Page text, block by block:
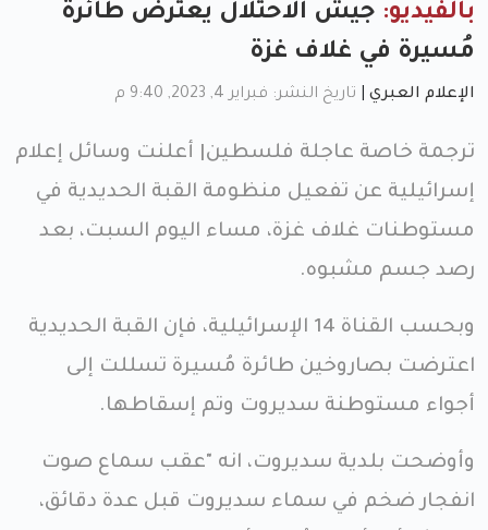
بالفيديو: جيش الاحتلال يعترض طائرة
مُسيرة في غلاف غزة
الإعلام العبري تاريخ النشر: فبراير 4, 2023, 9:40 م
ترجمة خاصة عاجلة فلسطين| أعلنت وسائل إعلام
إسرائيلية عن تفعيل منظومة القبة الحديدية في
مستوطنات غلاف غزة، مساء اليوم السبت، بعد
رصد جسم مشبوه.
وبحسب القناة 14 الإسرائيلية، فإن القبة الحديدية
اعترضت بصاروخين طائرة مُسيرة تسللت إلى
أجواء مستوطنة سديروت وتم إسقاطها.
وأوضحت بلدية سديروت، انه "عقب سماع صوت
انفجار ضخم في سماء سديروت قبل عدة دقائق،